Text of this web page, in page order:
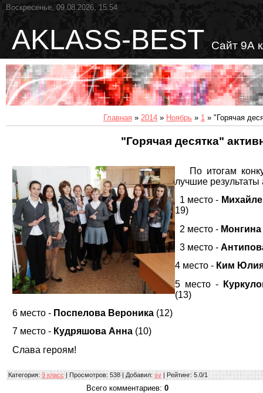
Воскресенье, 09.08.2026, 15:54
AKLASS-BEST Сайт 9А
Главная » 2014 » Ноябрь » 1 » "Горячая
"Горячая десятка"
По итогам
лучшие результаты
1 место -
19)
2 место -
3 место -
4 место - Ким
5 место -
(13)
6 место - Поспелова Вероника (12)
7 место - Кудряшова Анна (10)
Слава героям!
Категория: 9 класс | Просмотров: 538 | Добавил: sv | Рейтинг: 5.0/1
Всего комментариев: 0